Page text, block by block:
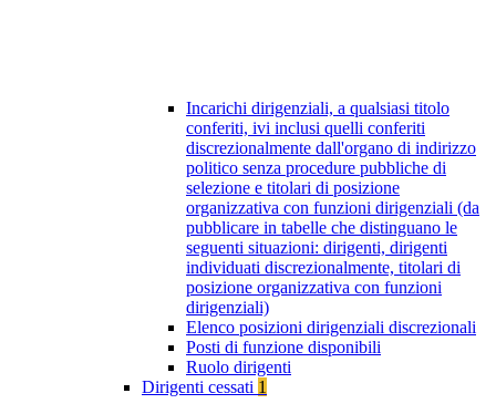
Incarichi dirigenziali, a qualsiasi titolo
conferiti, ivi inclusi quelli conferiti
discrezionalmente dall'organo di indirizzo
politico senza procedure pubbliche di
selezione e titolari di posizione
organizzativa con funzioni dirigenziali (da
pubblicare in tabelle che distinguano le
seguenti situazioni: dirigenti, dirigenti
individuati discrezionalmente, titolari di
posizione organizzativa con funzioni
dirigenziali)
Elenco posizioni dirigenziali discrezionali
Posti di funzione disponibili
Ruolo dirigenti
Dirigenti cessati 1